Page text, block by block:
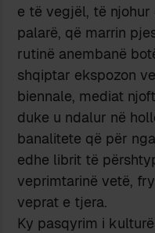
e të vegjël, të
palarë, që marrin
rutinë anembanë
shqiptar ekspozon
biennale, mediat
duke u ndalur në
banalitete që për
edhe librit të
veprimtarinë vetë,
veprat e tjera.
Ky pasqyrim i